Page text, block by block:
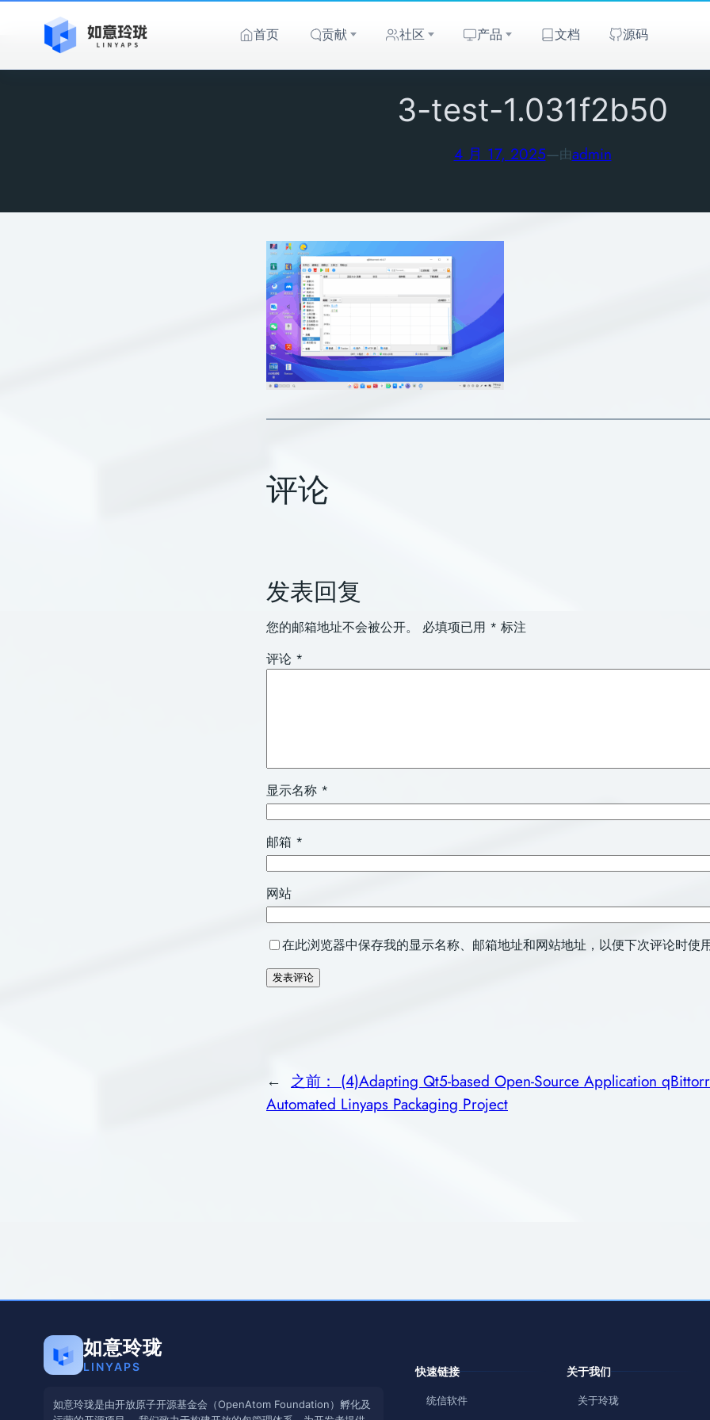
首页 贡献 社区 产品 文档 源码
3-test-1.031f2b50
4 月 17, 2025—由admin
评论
发表回复
您的邮箱地址不会被公开。 必填项已用 * 标注
评论 *
显示名称 *
邮箱 *
网站
在此浏览器中保存我的显示名称、邮箱地址和网站地址，以便下次评论时使
← 之前： (4)Adapting Qt5-based Open-Source Application
Automated Linyaps Packaging Project
如意玲珑
LINYAPS
如意玲珑是由开放原子开源基金会（OpenAtom Foundation）孵化及
快速链接
统信软件
关于我们
关于玲珑